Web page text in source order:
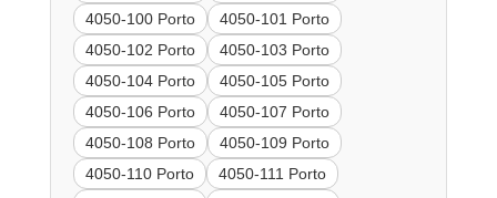
4050-100 Porto
4050-101 Porto
4050-102 Porto
4050-103 Porto
4050-104 Porto
4050-105 Porto
4050-106 Porto
4050-107 Porto
4050-108 Porto
4050-109 Porto
4050-110 Porto
4050-111 Porto